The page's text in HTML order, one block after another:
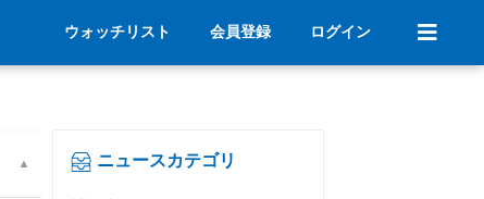
ウォッチリスト 会員登録 ログイン
ニュースカテゴリ